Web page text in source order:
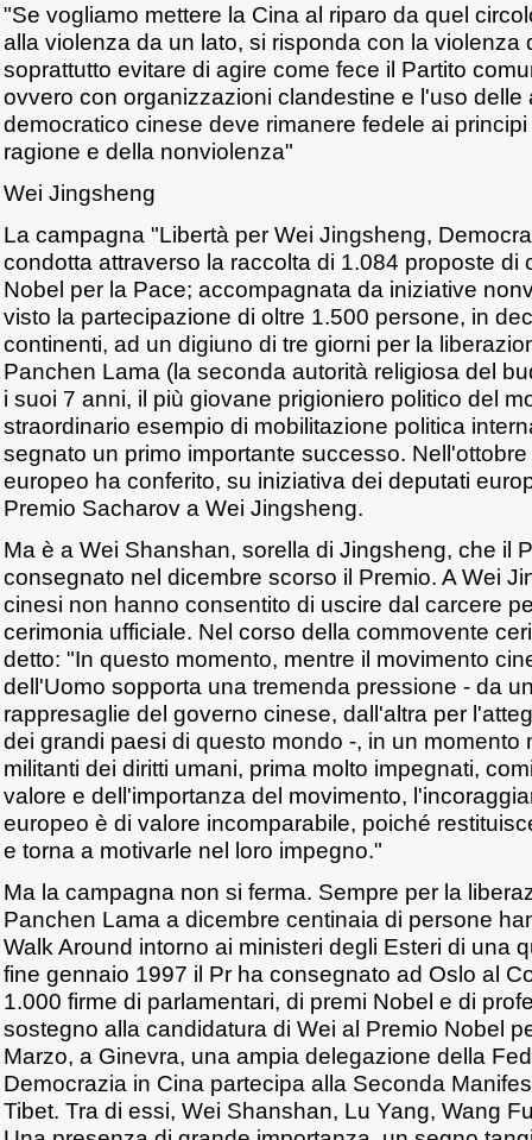
"Se vogliamo mettere la Cina al riparo da quel
alla violenza da un lato, si risponda con la violenza
soprattutto evitare di agire come fece il Partito
ovvero con organizzazioni clandestine e l'uso delle
democratico cinese deve rimanere fedele ai
ragione e della nonviolenza"
Wei Jingsheng
La campagna "Libertà per Wei Jingsheng,
condotta attraverso la raccolta di 1.084 proposte di
Nobel per la Pace; accompagnata da iniziative
visto la partecipazione di oltre 1.500 persone, in
continenti, ad un digiuno di tre giorni per la
Panchen Lama (la seconda autorità religiosa del
i suoi 7 anni, il più giovane prigioniero politico del
straordinario esempio di mobilitazione politica
segnato un primo importante successo.
europeo ha conferito, su iniziativa dei deputati
Premio Sacharov a Wei Jingsheng.
Ma è a Wei Shanshan, sorella di Jingsheng, che il
consegnato nel dicembre scorso il Premio. A Wei
cinesi non hanno consentito di uscire dal carcere
cerimonia ufficiale. Nel corso della commovente
detto: "In questo momento, mentre il movimento
dell'Uomo sopporta una tremenda pressione - da
rappresaglie del governo cinese, dall'altra per
dei grandi paesi di questo mondo -, in un momento
militanti dei diritti umani, prima molto impegnati,
valore e dell'importanza del movimento,
europeo è di valore incomparabile, poiché
e torna a motivarle nel loro impegno."
Ma la campagna non si ferma. Sempre per la
Panchen Lama a dicembre centinaia di persone
Walk Around intorno ai ministeri degli Esteri di una
fine gennaio 1997 il Pr ha consegnato ad Oslo al
1.000 firme di parlamentari, di premi Nobel e di
sostegno alla candidatura di Wei al Premio Nobel
Marzo, a Ginevra, una ampia delegazione della
Democrazia in Cina partecipa alla Seconda
Tibet. Tra di essi, Wei Shanshan, Lu Yang, Wang